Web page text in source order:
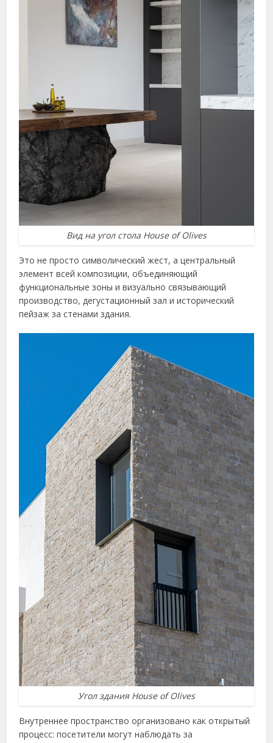
Вид на угол стола House of Olives
Это не просто символический жест, а центральный
элемент всей композиции, объединяющий
функциональные зоны и визуально связывающий
производство, дегустационный зал и исторический
пейзаж за стенами здания.
Угол здания House of Olives
Внутреннее пространство организовано как открытый
процесс: посетители могут наблюдать за